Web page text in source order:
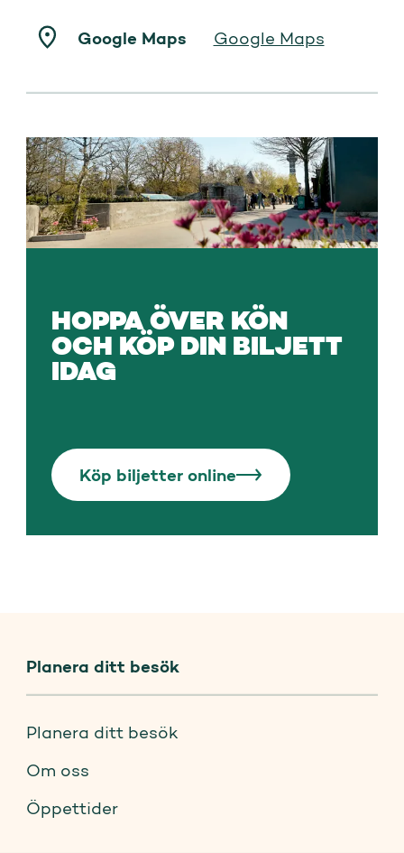
Google Maps Google Maps
HOPPA ÖVER KÖN
OCH KÖP DIN BILJETT
IDAG
Köp biljetter online
Planera ditt besök
Planera ditt besök
Om oss
Öppettider